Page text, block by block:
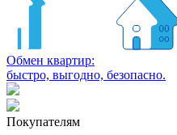
Обмен квартир:
быстро, выгодно, безопасно.
Покупателям